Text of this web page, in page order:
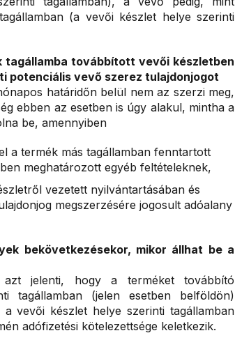
(a vevői készlet helye szerinti
tagállamba továbbított vevői készletben
potenciális vevő szerez tulajdonjogot
határidőn belül nem az szerzi meg,
ebben az esetben is úgy alakul, mintha a
be, amennyiben
a termék más tagállamban fenntartott
meghatározott egyéb feltételeknek,
vezetett nyilvántartásában és
megszerzésére jogosult adóalany
bekövetkezésekor, mikor állhat be a
jelenti, hogy a terméket továbbító
tagállamban (jelen esetben belföldön)
vevői készlet helye szerinti tagállamban
adófizetési kötelezettsége keletkezik.